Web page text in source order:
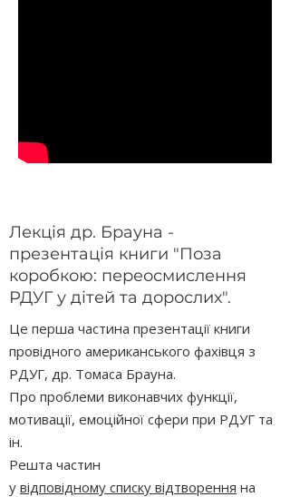
Лекція др. Брауна -
презентація книги "Поза
коробкою: переосмислення
РДУГ у дітей та дорослих".
Це перша частина презентації книги
провідного американського фахівця з
РДУГ, др. Томаса Брауна.
Про проблеми виконавчих функції,
мотивації, емоційної сфери при РДУГ та
ін.
Решта частин
у відповідному списку відтворення на